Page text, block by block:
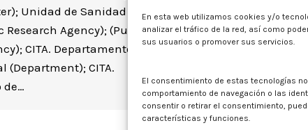
En esta web utilizamos cookies y/o
analizar el tráfico de la red, así como
sus usuarios o promover sus servicios.
El consentimiento de estas tecnologías
comportamiento de navegación o las
consentir o retirar el consentimiento,
características y funciones.
Agrícolas,
Unidad de Sanidad
Research Agency); (Public
CITA. Departamento de
(Department); CITA.
de…